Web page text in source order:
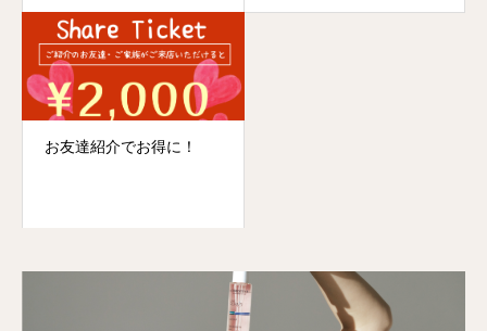
お友達紹介でお得に！